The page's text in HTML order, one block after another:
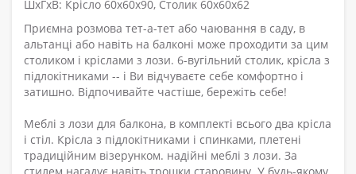
ШхГхВ: Крісло 60х60х90, Столик 60х60х62
Приємна розмова тет-а-тет або чаювання в саду, в
альтанці або навіть на балконі може проходити за цим
столиком і кріслами з лози. 6-вугільний столик, крісла з
підлокітниками -- і Ви відчуваєте себе комфортно і
затишно. Відпочивайте частіше, бережіть себе!
Меблі з лози для балкона, в комплекті всього два крісла
і стіл. Крісла з підлокітниками і спинками, плетені
традиційним візерунком. надійні меблі з лози. За